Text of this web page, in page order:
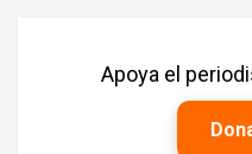
Apoya el